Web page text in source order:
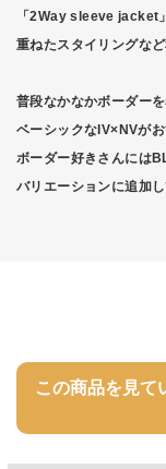
「2Way sleeve jacket
重ねたスタイリングな
普段なかなかボーダーを
ベーシックなIV×NVがお
ボーダー好きさんには
バリエーションに追加
この商品を見て